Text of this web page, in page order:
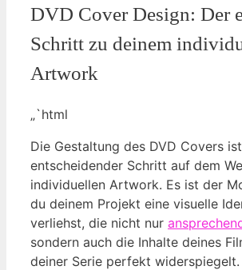
DVD Cover Design: Der
Schritt zu deinem
Artwork
„`html
Die Gestaltung des DVD Covers
entscheidender Schritt auf dem
individuellen Artwork. Es ist der
du deinem Projekt eine visuelle
verliehst, die nicht nur
sondern auch die Inhalte deines
deiner Serie perfekt widerspiegelt.